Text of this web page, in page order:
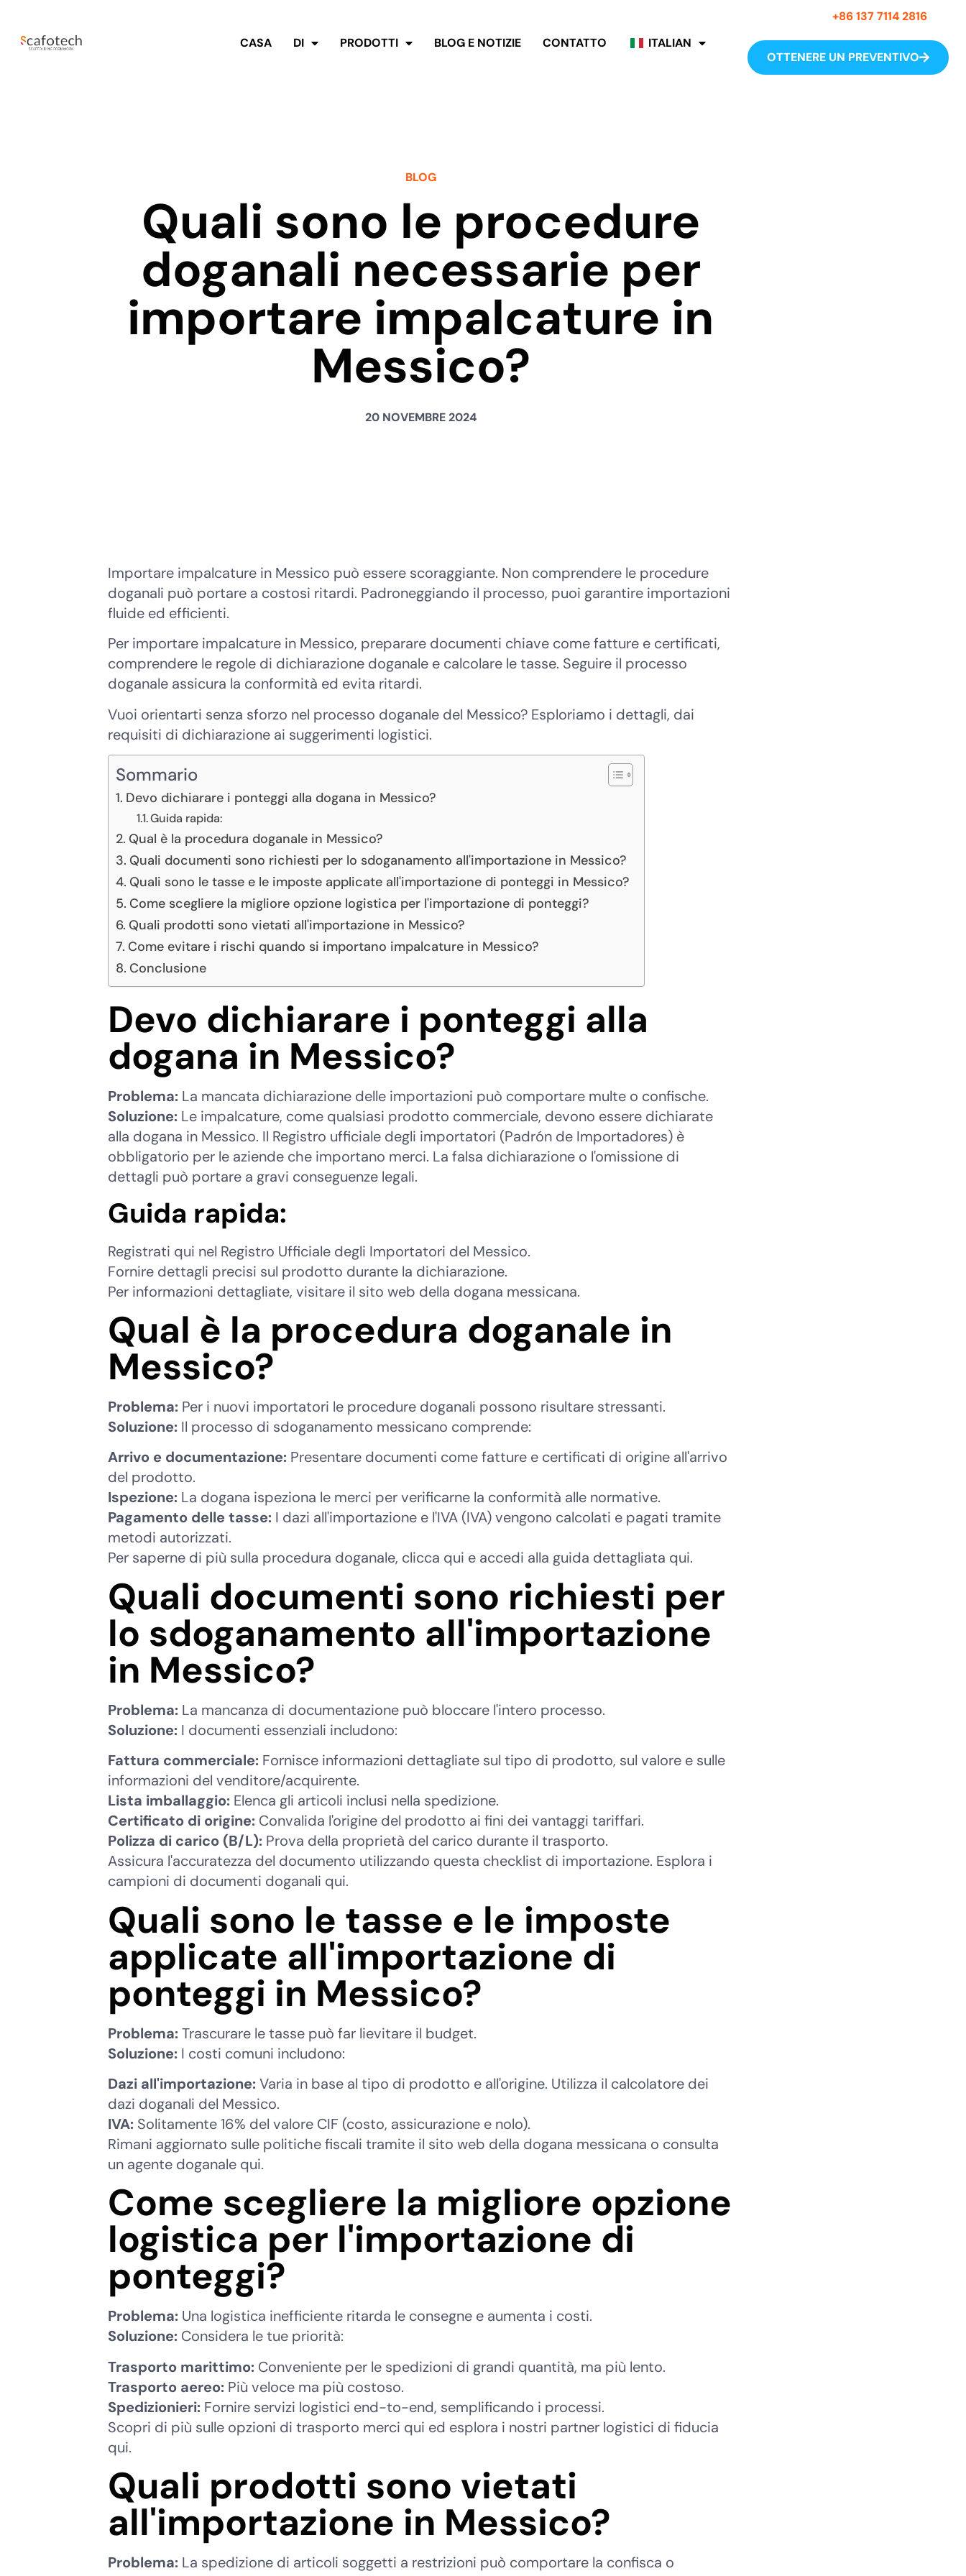
CASA DI PRODOTTI BLOG E NOTIZIE CONTATTO ITALIAN
+86 137 7114 2816
OTTENERE UN PREVENTIVO
BLOG
Quali sono le procedure
doganali necessarie per
importare impalcature in
Messico?
20 NOVEMBRE 2024
Importare impalcature in Messico può essere scoraggiante. Non comprendere le procedure
doganali può portare a costosi ritardi. Padroneggiando il processo, puoi garantire importazioni
fluide ed efficienti.
Per importare impalcature in Messico, preparare documenti chiave come fatture e certificati,
comprendere le regole di dichiarazione doganale e calcolare le tasse. Seguire il processo
doganale assicura la conformità ed evita ritardi.
Vuoi orientarti senza sforzo nel processo doganale del Messico? Esploriamo i dettagli, dai
requisiti di dichiarazione ai suggerimenti logistici.
Sommario
Devo dichiarare i ponteggi alla dogana in Messico?
Guida rapida:
Qual è la procedura doganale in Messico?
Quali documenti sono richiesti per lo sdoganamento all'importazione in Messico?
Quali sono le tasse e le imposte applicate all'importazione di ponteggi in Messico?
Come scegliere la migliore opzione logistica per l'importazione di ponteggi?
Quali prodotti sono vietati all'importazione in Messico?
Come evitare i rischi quando si importano impalcature in Messico?
Conclusione
Devo dichiarare i ponteggi alla
dogana in Messico?
Problema: La mancata dichiarazione delle importazioni può comportare multe o confische.
Soluzione: Le impalcature, come qualsiasi prodotto commerciale, devono essere dichiarate
alla dogana in Messico. Il Registro ufficiale degli importatori (Padrón de Importadores) è
obbligatorio per le aziende che importano merci. La falsa dichiarazione o l'omissione di
dettagli può portare a gravi conseguenze legali.
Guida rapida:
Registrati qui nel Registro Ufficiale degli Importatori del Messico.
Fornire dettagli precisi sul prodotto durante la dichiarazione.
Per informazioni dettagliate, visitare il sito web della dogana messicana.
Qual è la procedura doganale in
Messico?
Problema: Per i nuovi importatori le procedure doganali possono risultare stressanti.
Soluzione: Il processo di sdoganamento messicano comprende:
Arrivo e documentazione: Presentare documenti come fatture e certificati di origine all'arrivo
del prodotto.
Ispezione: La dogana ispeziona le merci per verificarne la conformità alle normative.
Pagamento delle tasse: I dazi all'importazione e l'IVA (IVA) vengono calcolati e pagati tramite
metodi autorizzati.
Per saperne di più sulla procedura doganale, clicca qui e accedi alla guida dettagliata qui.
Quali documenti sono richiesti per
lo sdoganamento all'importazione
in Messico?
Problema: La mancanza di documentazione può bloccare l'intero processo.
Soluzione: I documenti essenziali includono:
Fattura commerciale: Fornisce informazioni dettagliate sul tipo di prodotto, sul valore e sulle
informazioni del venditore/acquirente.
Lista imballaggio: Elenca gli articoli inclusi nella spedizione.
Certificato di origine: Convalida l'origine del prodotto ai fini dei vantaggi tariffari.
Polizza di carico (B/L): Prova della proprietà del carico durante il trasporto.
Assicura l'accuratezza del documento utilizzando questa checklist di importazione. Esplora i
campioni di documenti doganali qui.
Quali sono le tasse e le imposte
applicate all'importazione di
ponteggi in Messico?
Problema:Trascurare le tasse può far lievitare il budget.
Soluzione: I costi comuni includono:
Dazi all'importazione:Varia in base al tipo di prodotto e all'origine. Utilizza il calcolatore dei
dazi doganali del Messico.
IVA: Solitamente 16% del valore CIF (costo, assicurazione e nolo).
Rimani aggiornato sulle politiche fiscali tramite il sito web della dogana messicana o consulta
un agente doganale qui.
Come scegliere la migliore opzione
logistica per l'importazione di
ponteggi?
Problema: Una logistica inefficiente ritarda le consegne e aumenta i costi.
Soluzione: Considera le tue priorità:
Trasporto marittimo: Conveniente per le spedizioni di grandi quantità, ma più lento.
Trasporto aereo: Più veloce ma più costoso.
Spedizionieri: Fornire servizi logistici end-to-end, semplificando i processi.
Scopri di più sulle opzioni di trasporto merci qui ed esplora i nostri partner logistici di fiducia
qui.
Quali prodotti sono vietati
all'importazione in Messico?
Problema: La spedizione di articoli soggetti a restrizioni può comportare la confisca o